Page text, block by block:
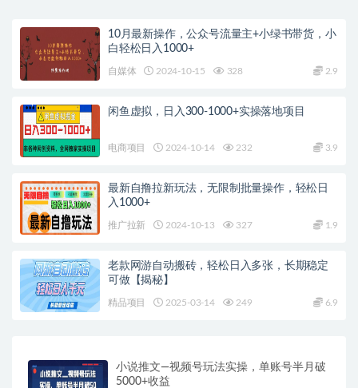
10月最新操作，公众号流量主+小绿书带货，小
白轻松日入1000+
自媒体 2024-10-15 328 2.9
闲鱼虚拟，日入300-1000+实操落地项目
电商项目 2024-10-14 232 3.9
最新自撸拉新玩法，无限制批量操作，轻松日
入1000+
推广拉新 2024-10-13 327 1.9
老款网游自动搬砖，轻松日入多张，长期稳定
可做【揭秘】
精品项目 2025-03-14 249 6.9
小说推文—视频号玩法实操，单账号半月破
5000+收益